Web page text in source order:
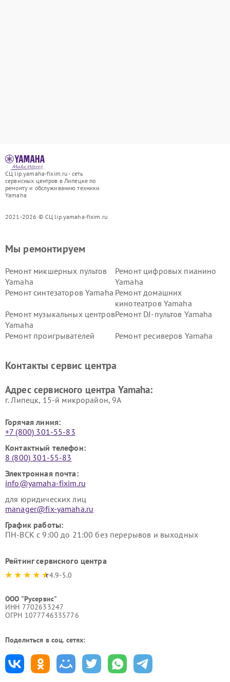
СЦ lip.yamaha-fixim.ru - сеть
сервисных центров в Липецке по
ремонту и обслуживанию техники
Yamaha
2021-2026 © СЦ lip.yamaha-fixim.ru
Мы ремонтируем
Ремонт микшерных пультов
Yamaha
Ремонт цифровых пианино
Yamaha
Ремонт синтезаторов Yamaha Ремонт домашних
кинотеатров Yamaha
Ремонт музыкальных центров
Yamaha
Ремонт DJ-пультов Yamaha
Ремонт проигрывателей
Ремонт ресиверов Yamaha
Yamaha
Yamaha
Контакты сервис центра
Адрес сервисного центра Yamaha:
г. Липецк, 15-й микрорайон, 9А
Горячая линия:
+7 (800) 301-55-83
Контактный телефон:
8 (800) 301-55-83
Электронная почта:
info@yamaha-fixim.ru
для юридических лиц
manager@fix-yamaha.ru
График работы:
ПН-ВСК с 9:00 до 21:00 без перерывов и выходных
Рейтинг сервисного центра
4.9-5.0
ООО "Русервис"
ИНН 7702633247
ОГРН 1077746335776
Поделиться в соц. сетях: